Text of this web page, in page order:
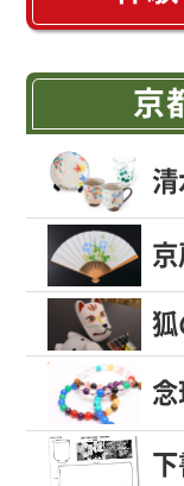
京
清
京
狐
念
下